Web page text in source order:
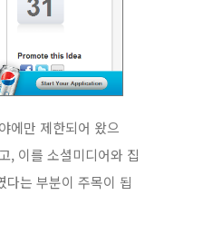
에만 제한되어 왔으
, 이를 소셜미디어와 집
는 부분이 주목이 됩